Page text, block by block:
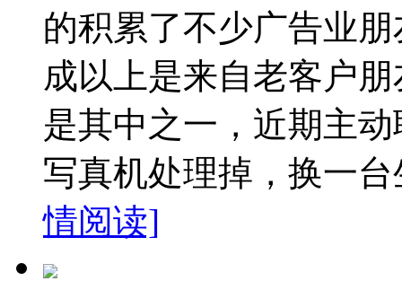
的积累了不少广告业
成以上是来自老客户
是其中之一，近期主
写真机处理掉，换一
情阅读]